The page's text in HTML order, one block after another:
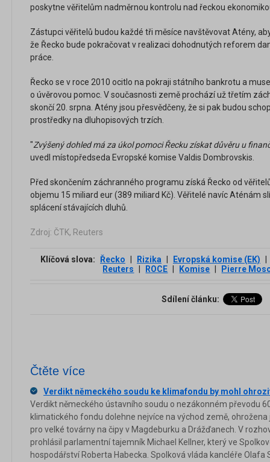
poskytne věřitelům nadměrnou kontrolu nad řeckou
Zástupci věřitelů budou každé tři měsíce navštěvovat Atény,
že Řecko bude pokračovat v realizaci dohodnutých reforem
práce.
Řecko se v roce 2010 ocitlo na pokraji státního bankrotu a
o úvěrovou pomoc. V současnosti země prochází už třetím
skončí 20. srpna. Atény jsou přesvědčeny, že si pak budou
prostředky na dluhopisových trzích.
"Zvýšený dohled má za úkol pomoci Řecku získat důvěru u
uvedl místopředseda Evropské komise Valdis Dombrovskis.
Před skončením záchranného programu získá Řecko od
objemu 15 miliard eur (389 miliard Kč). Věřitelé navíc Aténám
splácení stávajících dluhů.
Zdroj: ČTK, Reuters
Klíčová slova: Řecko Rizika Evropská komise (EK)
Reuters
ROCE Komise Pierre
Sdílení článku:
Čtěte více
Verdikt německého soudu ke klimafondu by mohl
Verdikt německého ústavního soudu o nezákonném převodu
klimatického fondu dolehne nejvíce na východ země,
pro velké továrny na čipy v Magdeburku a Drážďanech. V
prohlásil parlamentní tajemník Michael Kellner, který ve
hospodářství Roberta Habecka. Spolková vláda kancléře Olafa